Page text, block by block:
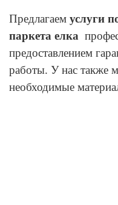
Предлагаем услуги
паркета елка
предоставлением
работы. У нас также
необходимые